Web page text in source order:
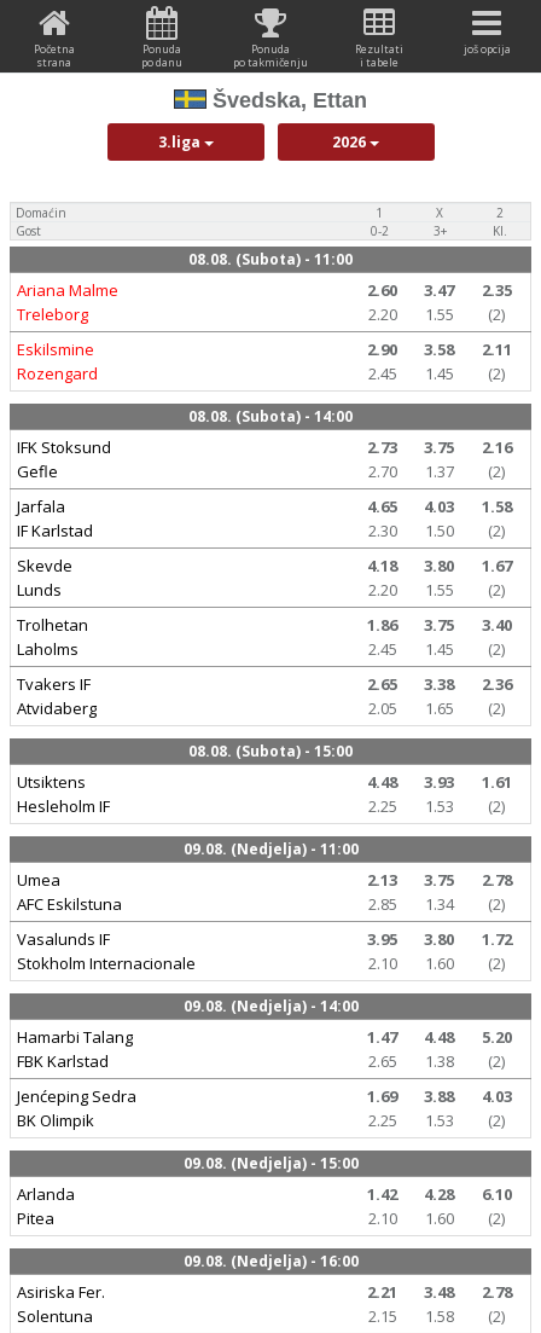
Početna
strana
Ponuda
po danu
Ponuda
po takmičenju
Rezultati
i tabele
još opcija
Švedska, Ettan
3.liga 2026
Domaćin
Gost
1 X
2
0-2
3+ Kl.
08.08. (Subota) - 11:00
Ariana Malme
Treleborg
2.60 3.47
2.35
2.20
1.55
(2)
Eskilsmine
Rozengard
2.90 3.58
2.11
2.45
1.45 (2)
08.08. (Subota) - 14:00
IFK Stoksund
Gefle
2.73 3.75
2.16
2.70
1.37
(2)
Jarfala
IF Karlstad
4.65 4.03
1.58
2.30
1.50
(2)
Skevde
Lunds
4.18 3.80
1.67
2.20
1.55
(2)
Trolhetan
Laholms
1.86 3.75
3.40
2.45
1.45
(2)
Tvakers IF
Atvidaberg
2.65 3.38
2.36
2.05
1.65 (2)
08.08. (Subota) - 15:00
Utsiktens
Hesleholm IF
4.48 3.93
1.61
2.25
1.53 (2)
09.08. (Nedjelja) - 11:00
Umea
AFC Eskilstuna
2.13 3.75
2.78
2.85
1.34
(2)
Vasalunds IF
Stokholm Internacionale
3.95 3.80
1.72
2.10
1.60 (2)
09.08. (Nedjelja) - 14:00
Hamarbi Talang
FBK Karlstad
1.47 4.48
5.20
2.65
1.38
(2)
Jenćeping Sedra
BK Olimpik
1.69 3.88
4.03
2.25
1.53 (2)
09.08. (Nedjelja) - 15:00
Arlanda
Pitea
1.42 4.28
6.10
2.10
1.60 (2)
09.08. (Nedjelja) - 16:00
Asiriska Fer.
Solentuna
2.21 3.48
2.78
2.15
1.58
(2)